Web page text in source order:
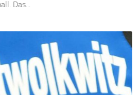
Das...